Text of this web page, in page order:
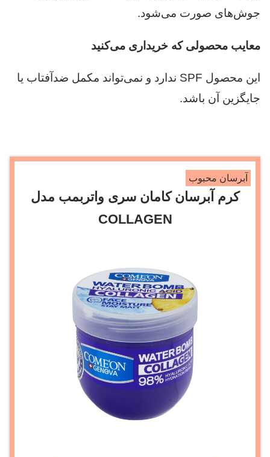
جوش‌های صورت می‌شود.
معایب محصولی که خریداری می‌کنید
این محصول SPF ندارد و نمی‌تواند مکمل ضدآفتاب یا
جایگزین آن باشد.
آبرسان محبوب
کرم آبرسان کامان سری واتربمب مدل
COLLAGEN